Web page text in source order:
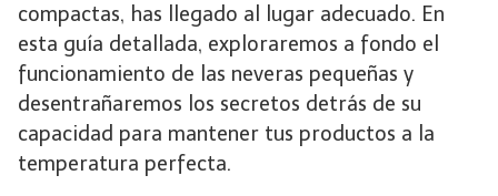
compactas, has llegado al lugar adecuado. En
esta guía detallada, exploraremos a fondo el
funcionamiento de las neveras pequeñas y
desentrañaremos los secretos detrás de su
capacidad para mantener tus productos a la
temperatura perfecta.